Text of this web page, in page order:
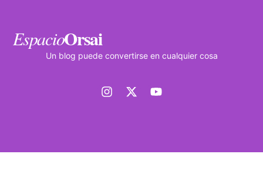
EspacioOrsai
Un blog puede convertirse en cualquier cosa